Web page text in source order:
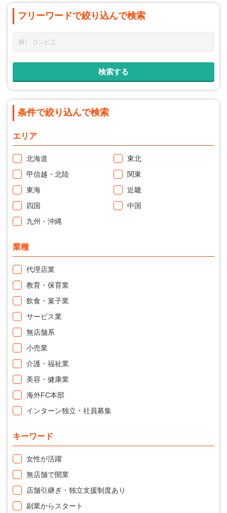
インターン独立・社員募集
中国
夫婦で開業
脱サラで開業
副業・サイドビジネス
フリーワードで絞り込んで検索
条件で絞り込んで検索
エリア
北海道
東北
甲信越・北陸
関東
東海
近畿
四国
中国
九州・沖縄
業種
代理店業
教育・保育業
飲食・菓子業
サービス業
無店舗系
小売業
介護・福祉業
美容・健康業
海外FC本部
インターン独立・社員募集
キーワード
女性が活躍
無店舗で開業
店舗引継ぎ・独立支援制度あり
副業からスタート